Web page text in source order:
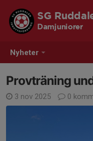
Nyheter
SG
Damjuniorer
Provträning
3 nov 2025 0